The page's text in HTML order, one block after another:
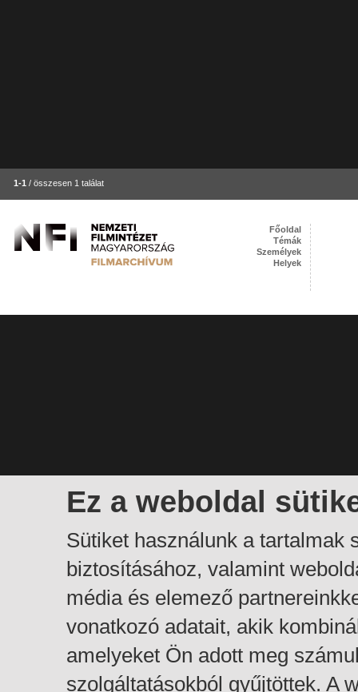
1-1 / összesen 1 találat
Ez a weboldal
Sütiket használunk a tartalmak
biztosításához, valamint
média és elemező
vonatkozó adatait, akik
amelyeket Ön adott meg
szolgáltatásokból gyűjtöttek. A
Főoldal
Témák
Személyek
Helyek